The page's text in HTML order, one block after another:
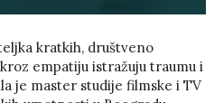
kratkih, društveno
empatiju istražuju traumu i
je master studije filmske i TV